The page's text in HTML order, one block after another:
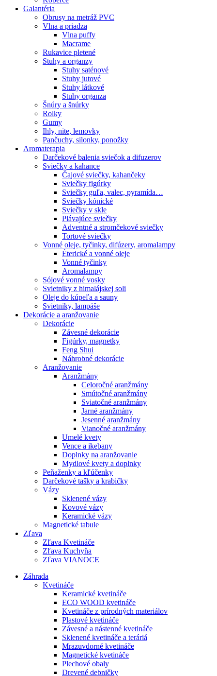
Galantéria
Obrusy na metráž PVC
Vlna a priadza
Vlna puffy
Macrame
Rukavice pletené
Stuhy a organzy
Stuhy saténové
Stuhy jutové
Stuhy látkové
Stuhy organza
Šnúry a šnúrky
Rolky
Gumy
Ihly, nite, lemovky
Pančuchy, silonky, ponožky
Aromaterapia
Darčekové balenia sviečok a difuzerov
Sviečky a kahance
Čajové sviečky, kahančeky
Sviečky figúrky
Sviečky guľa, valec, pyramída…
Sviečky kónické
Sviečky v skle
Plávajúce sviečky
Adventné a stromčekové sviečky
Tortové sviečky
Vonné oleje, tyčinky, difúzery, aromalampy
Éterické a vonné oleje
Vonné tyčinky
Aromalampy
Sójové vonné vosky
Svietniky z himalájskej soli
Oleje do kúpeľa a sauny
Svietniky, lampáše
Dekorácie a aranžovanie
Dekorácie
Závesné dekorácie
Figúrky, magnetky
Feng Shui
Náhrobné dekorácie
Aranžovanie
Aranžmány
Celoročné aranžmány
Smútočné aranžmány
Sviatočné aranžmány
Jarné aranžmány
Jesenné aranžmány
Vianočné aranžmány
Umelé kvety
Vence a ikebany
Doplnky na aranžovanie
Mydlové kvety a doplnky
Peňaženky a kľúčenky
Darčekové tašky a krabičky
Vázy
Sklenené vázy
Kovové vázy
Keramické vázy
Magnetické tabule
Zľava
Zľava Kvetináče
Zľava Kuchyňa
Zľava VIANOCE
Záhrada
Kvetináče
Keramické kvetináče
ECO WOOD kvetináče
Kvetináče z prírodných materiálov
Plastové kvetináče
Závesné a nástenné kvetináče
Sklenené kvetináče a teráriá
Mrazuvdorné kvetináče
Magnetické kvetináče
Plechové obaly
Drevené debničky